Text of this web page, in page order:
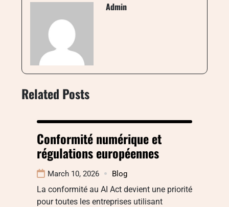
Admin
Related Posts
Conformité numérique et
régulations européennes
March 10, 2026 Blog
La conformité au AI Act devient une priorité
pour toutes les entreprises utilisant